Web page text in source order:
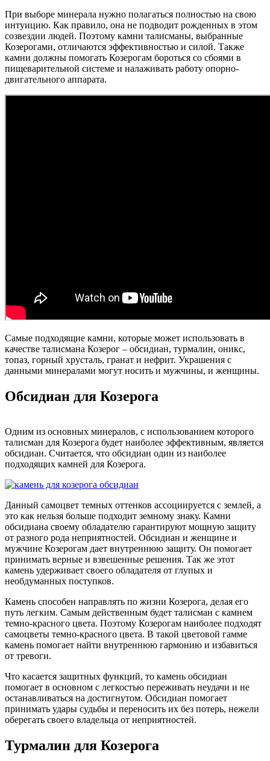
При выборе минерала нужно полагаться полностью на свою
интуицию. Как правило, она не подводит рожденных в этом
созвездии людей. Поэтому камни талисманы, выбранные
Козерогами, отличаются эффективностью и силой. Также
камни должны помогать Козерогам бороться со сбоями в
пищеварительной системе и налаживать работу опорно-
двигательного аппарата.
Самые подходящие камни, которые может использовать в
качестве талисмана Козерог – обсидиан, турмалин, оникс,
топаз, горный хрусталь, гранат и нефрит. Украшения с
данными минералами могут носить и мужчины, и женщины.
Обсидиан для Козерога
Одним из основных минералов, с использованием которого
талисман для Козерога будет наиболее эффективным, является
обсидиан. Считается, что обсидиан один из наиболее
подходящих камней для Козерога.
Данный самоцвет темных оттенков ассоциируется с землей, а
это как нельзя больше подходит земному знаку. Камни
обсидиана своему обладателю гарантируют мощную защиту
от разного рода неприятностей. Обсидиан и женщине и
мужчине Козерогам дает внутреннюю защиту. Он помогает
принимать верные и взвешенные решения. Так же этот
камень удерживает своего обладателя от глупых и
необдуманных поступков.
Камень способен направлять по жизни Козерога, делая его
путь легким. Самым действенным будет талисман с камнем
темно-красного цвета. Поэтому Козерогам наиболее подходят
самоцветы темно-красного цвета. В такой цветовой гамме
камень помогает найти внутреннюю гармонию и избавиться
от тревоги.
Что касается защитных функций, то камень обсидиан
помогает в основном с легкостью переживать неудачи и не
останавливаться на достигнутом. Обсидиан помогает
принимать удары судьбы и переносить их без потерь, нежели
оберегать своего владельца от неприятностей.
Турмалин для Козерога